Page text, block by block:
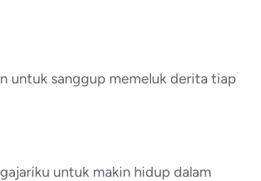
untuk sanggup memeluk derita tiap
untuk makin hidup dalam